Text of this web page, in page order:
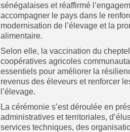
sénégalaises et réaffirmé
accompagner le pays dans le
modernisation de l’élevage et la
alimentaire.
Selon elle, la vaccination du
coopératives agricoles
essentiels pour améliorer la
revenus des éleveurs et renforcer
l’élevage.
La cérémonie s’est déroulée en
administratives et territoriales,
services techniques, des